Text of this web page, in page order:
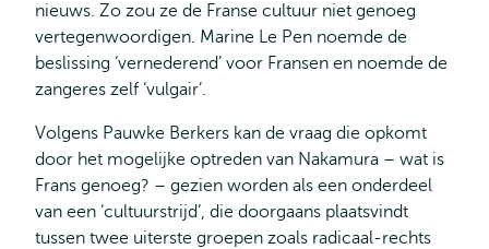
nieuws. Zo zou ze de Franse cultuur niet genoeg
vertegenwoordigen. Marine Le Pen noemde de
beslissing ‘vernederend’ voor Fransen en noemde de
zangeres zelf ‘vulgair’.
Volgens Pauwke Berkers kan de vraag die opkomt
door het mogelijke optreden van Nakamura – wat is
Frans genoeg? – gezien worden als een onderdeel
van een ‘cultuurstrijd’, die doorgaans plaatsvindt
tussen twee uiterste groepen zoals radicaal-rechts